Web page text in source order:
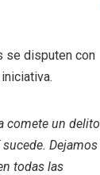
se disputen con
comete un delito
Dejamos
todas las